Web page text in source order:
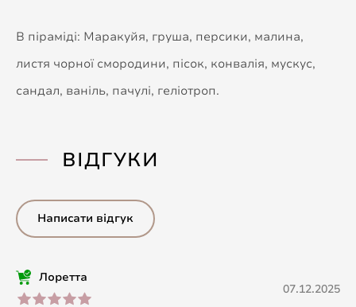
В піраміді: Маракуйя, груша, персики, малина,
листя чорної смородини, пісок, конвалія, мускус,
сандал, ваніль, пачулі, геліотроп.
ВІДГУКИ
Написати відгук
Лоретта
07.12.2025